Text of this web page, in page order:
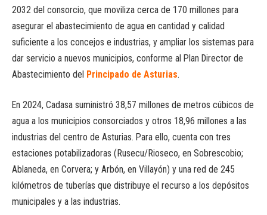
2032 del consorcio, que moviliza cerca de 170 millones para
asegurar el abastecimiento de agua en cantidad y calidad
suficiente a los concejos e industrias, y ampliar los sistemas para
dar servicio a nuevos municipios, conforme al Plan Director de
Abastecimiento del Principado de Asturias.
En 2024, Cadasa suministró 38,57 millones de metros cúbicos de
agua a los municipios consorciados y otros 18,96 millones a las
industrias del centro de Asturias. Para ello, cuenta con tres
estaciones potabilizadoras (Rusecu/Rioseco, en Sobrescobio;
Ablaneda, en Corvera; y Arbón, en Villayón) y una red de 245
kilómetros de tuberías que distribuye el recurso a los depósitos
municipales y a las industrias.